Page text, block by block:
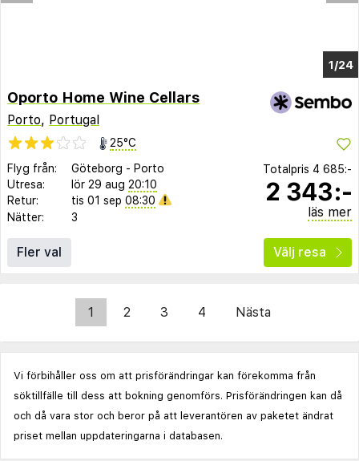
1/16
Oporto Home Wine Cellars
Porto, Portugal
25°C
Flyg från:
Göteborg - Porto
Utresa:
lör 29 aug 20:10
Retur:
tis 01 sep 08:30
Nätter:
3
Totalpris 4 685:-
2 343:-
läs mer
Fler val Välj resa
1 2 3 4 Nästa
Vi förbihåller oss om att prisförändringar kan förekomma från
söktillfälle till dess att bokning genomförs. Prisförändringen kan då
och då vara stor och beror på att leverantören av paketet ändrat
priset mellan uppdateringarna i databasen.